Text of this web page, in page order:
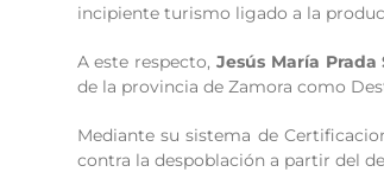
incipiente turismo ligado a la
A este respecto, Jesús María Prada
de la provincia de Zamora como
Mediante su sistema de
contra la despoblación a partir del